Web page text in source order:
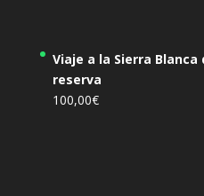
Viaje a la Sierra
reserva
100,00€